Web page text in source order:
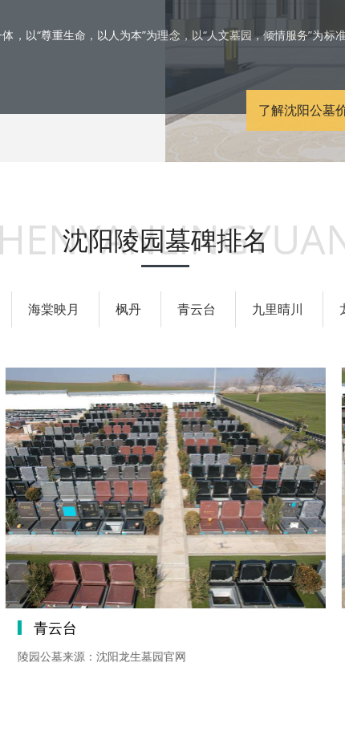
，以“尊重生命，以人为本”为理念，以“人文墓园，倾情服务”为标
了解沈阳公墓
沈阳陵园墓碑排名
海棠映月 枫丹 青云台 九里晴川
青云台
陵园公墓来源：沈阳龙生墓园官网